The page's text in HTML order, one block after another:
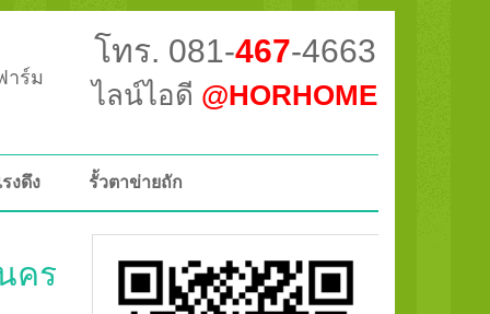
าร์ม
โทร. 081-467-4663
ไลน์ไอดี @HORHOME
งดึง รั้วตาข่ายถัก
คร